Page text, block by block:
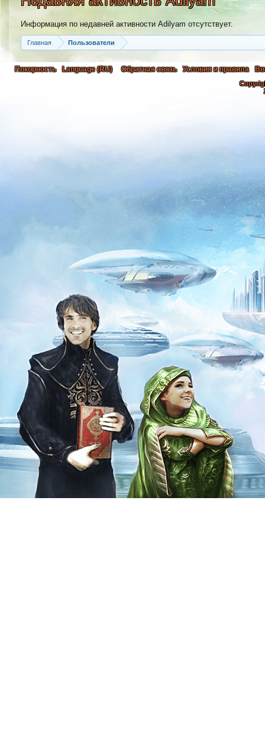
Информация по недавней активности Adilyam отсутствует.
Главная Пользователи
Покорность Language (RU) Обратная связь Условия и правила